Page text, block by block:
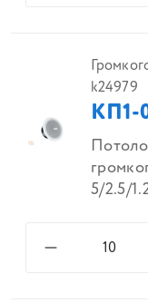
k24979
КП1-
5/2.5/